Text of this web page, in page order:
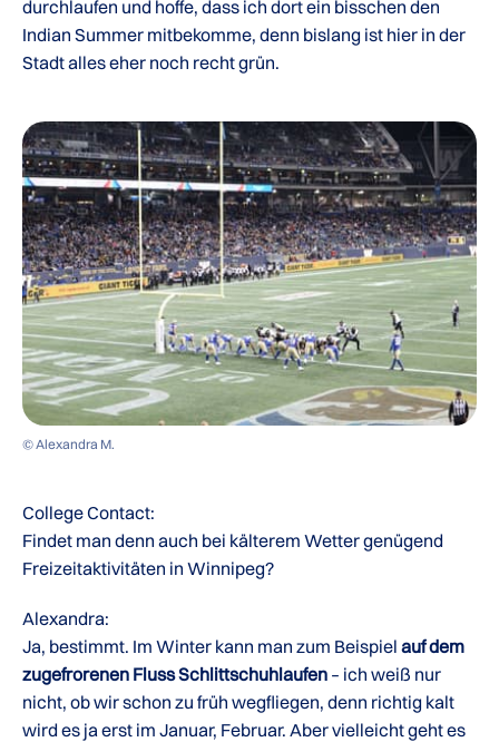
durchlaufen und hoffe, dass ich dort ein bisschen den
Indian Summer mitbekomme, denn bislang ist hier in der
Stadt alles eher noch recht grün.
© Alexandra M.
College Contact:
Findet man denn auch bei kälterem Wetter genügend
Freizeitaktivitäten in Winnipeg?
Alexandra:
Ja, bestimmt. Im Winter kann man zum Beispiel auf dem
zugefrorenen Fluss Schlittschuhlaufen – ich weiß nur
nicht, ob wir schon zu früh wegfliegen, denn richtig kalt
wird es ja erst im Januar, Februar. Aber vielleicht geht es